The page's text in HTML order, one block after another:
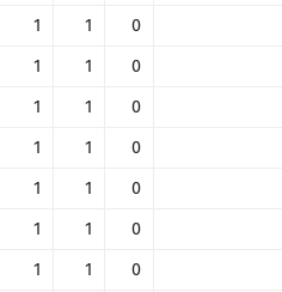
0
1
1
0
1
1
0
1
1
0
1
1
0
1
1
0
1
1
0
1
1